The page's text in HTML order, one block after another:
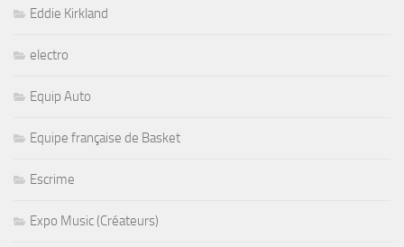
Eddie Kirkland
electro
Equip Auto
Equipe française de Basket
Escrime
Expo Music (Créateurs)